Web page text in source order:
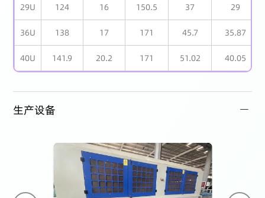
29U 124 16 150.5 37 29
36U 138 17 171 45.7 35.87
40U 141.9 20.2 171 51.02 40.05
生产设备